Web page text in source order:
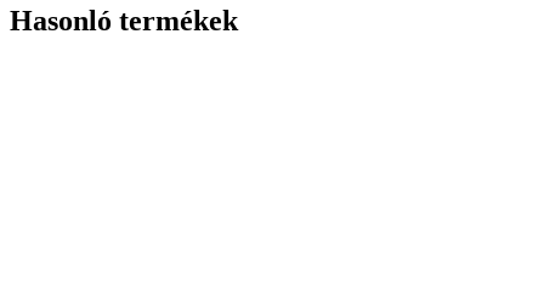
Hasonló termékek